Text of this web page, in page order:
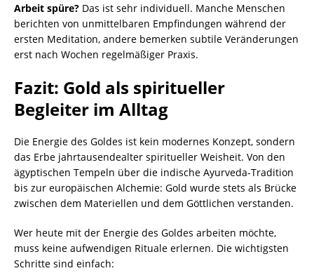
Arbeit spüre? Das ist sehr individuell. Manche Menschen
berichten von unmittelbaren Empfindungen während der
ersten Meditation, andere bemerken subtile Veränderungen
erst nach Wochen regelmäßiger Praxis.
Fazit: Gold als spiritueller
Begleiter im Alltag
Die Energie des Goldes ist kein modernes Konzept, sondern
das Erbe jahrtausendealter spiritueller Weisheit. Von den
ägyptischen Tempeln über die indische Ayurveda-Tradition
bis zur europäischen Alchemie: Gold wurde stets als Brücke
zwischen dem Materiellen und dem Göttlichen verstanden.
Wer heute mit der Energie des Goldes arbeiten möchte,
muss keine aufwendigen Rituale erlernen. Die wichtigsten
Schritte sind einfach: